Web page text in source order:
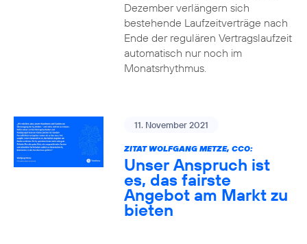
Dezember verlängern sich
bestehende Laufzeitverträge nach
Ende der regulären Vertragslaufzeit
automatisch nur noch im
Monatsrhythmus.
11. November 2021
ZITAT WOLFGANG METZE, CCO:
Unser Anspruch ist
es, das fairste
Angebot am Markt zu
bieten